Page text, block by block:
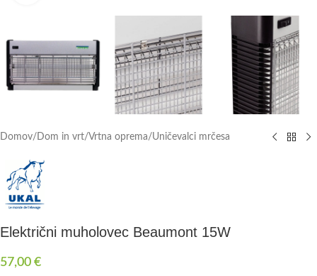
Domov/ Dom in vrt/Vrtna oprema/Uničevalci mrčesa
Električni muholovec Beaumont 15W
57,00 €